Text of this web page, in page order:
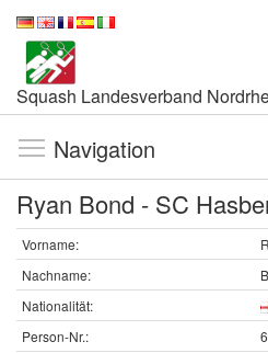
Squash Landesverband
Navigation
Ryan Bond - SC
Vorname:
Nachname:
Nationalität:
Person-Nr.: